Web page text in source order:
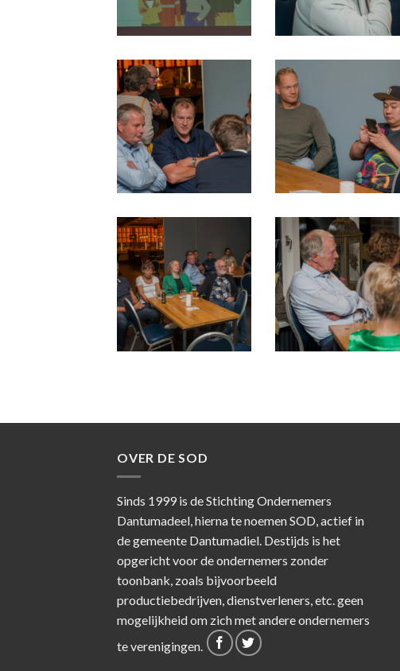
OVER DE SOD
Sinds 1999 is de Stichting Ondernemers
Dantumadeel, hierna te noemen SOD, actief in
de gemeente Dantumadiel. Destijds is het
opgericht voor de ondernemers zonder
toonbank, zoals bijvoorbeeld
productiebedrijven, dienstverleners, etc. geen
mogelijkheid om zich met andere ondernemers
te verenigingen.